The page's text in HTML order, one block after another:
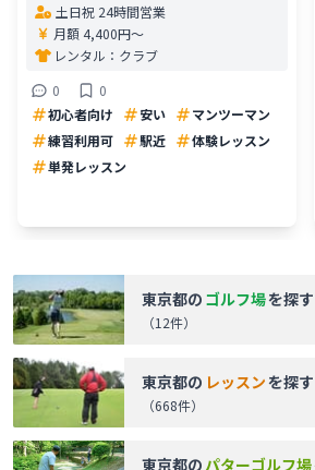
土日祝 24時間営業
月額 4,400円〜
レンタル： クラブ
0
0
初心者向け
安い
マンツーマン
練習利用可
駅近
体験レッスン
単発レッスン
東京都の ゴルフ場を探す
（12件）
東京都の レッスンを探す
（668件）
東京都の パターゴルフ場